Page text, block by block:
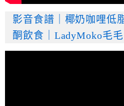
影音食譜｜椰奶咖哩低
酮飲食｜LadyMoko毛毛